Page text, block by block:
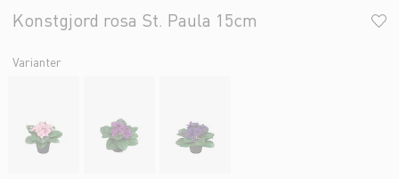
Konstgjord rosa St. Paula 15cm
Varianter